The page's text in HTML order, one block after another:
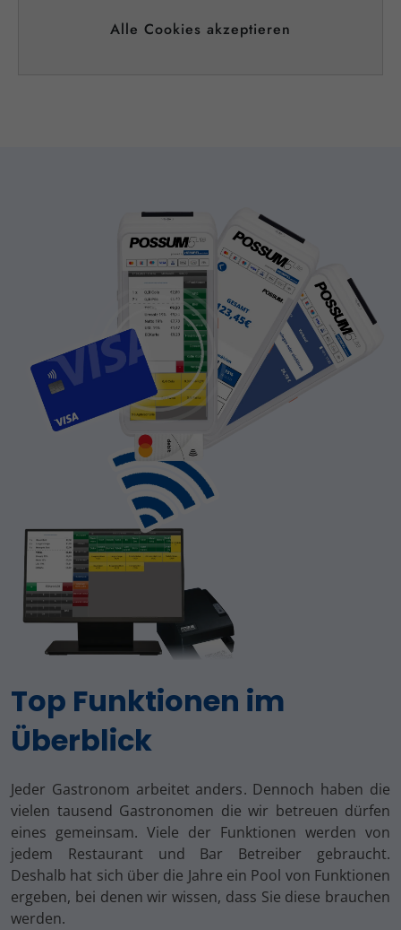
Top Funktionen im
Überblick
Jeder Gastronom arbeitet anders. Dennoch haben die
vielen tausend Gastronomen die wir betreuen dürfen
eines gemeinsam. Viele der Funktionen werden von
jedem Restaurant und Bar Betreiber gebraucht.
Deshalb hat sich über die Jahre ein Pool von Funktionen
ergeben, bei denen wir wissen, dass Sie diese brauchen
werden.